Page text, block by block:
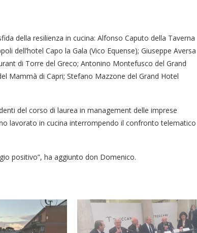
della resilienza in cucina: Alfonso Caputo della Taverna
dell’hotel Capo la Gala (Vico Equense); Giuseppe Aversa
di Torre del Greco; Antonino Montefusco del Grand
Mammà di Capri; Stefano Mazzone del Grand Hotel
del corso di laurea in management delle imprese
lavorato in cucina interrompendo il confronto telematico
positivo”, ha aggiunto don Domenico.